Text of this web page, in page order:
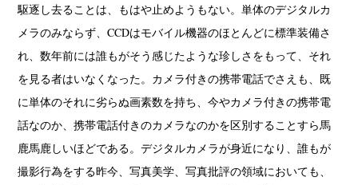
駆逐し去ることは、もはや止めようもない。単体のデジタルカ
メラのみならず、CCDはモバイル機器のほとんどに標準装備さ
れ、数年前には誰もがそう感じたような珍しさをもって、それ
を見る者はいなくなった。カメラ付きの携帯電話でさえも、既
に単体のそれに劣らぬ画素数を持ち、今やカメラ付きの携帯電
話なのか、携帯電話付きのカメラなのかを区別することすら馬
鹿馬鹿しいほどである。デジタルカメラが身近になり、誰もが
撮影行為をする昨今、写真美学、写真批評の領域においても、